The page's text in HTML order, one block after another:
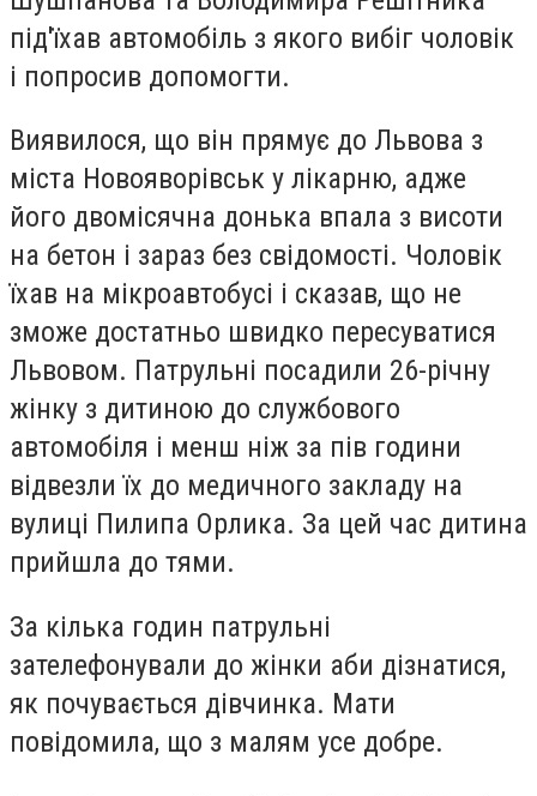
під'їхав автомобіль з якого вибіг чоловік
і попросив допомогти.
Виявилося, що він прямує до Львова з
міста Новояворівськ у лікарню, адже
його двомісячна донька впала з висоти
на бетон і зараз без свідомості. Чоловік
їхав на мікроавтобусі і сказав, що не
зможе достатньо швидко пересуватися
Львовом. Патрульні посадили 26-річну
жінку з дитиною до службового
автомобіля і менш ніж за пів години
відвезли їх до медичного закладу на
вулиці Пилипа Орлика. За цей час дитина
прийшла до тями.
За кілька годин патрульні
зателефонували до жінки аби дізнатися,
як почувається дівчинка. Мати
повідомила, що з малям усе добре.